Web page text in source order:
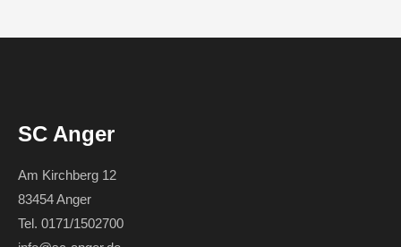
SC Anger
Am Kirchberg 12
83454 Anger
Tel. 0171/1502700